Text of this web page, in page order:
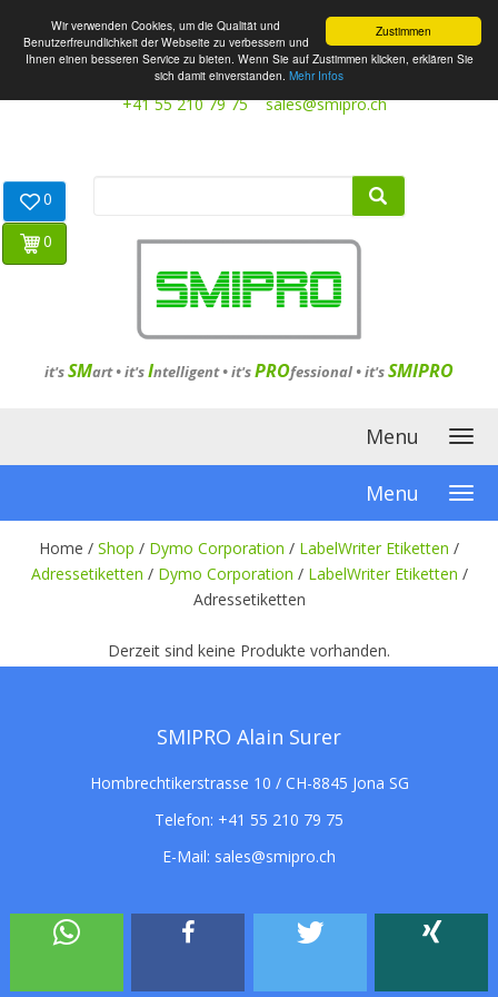
Zustimmen
Wir verwenden Cookies, um die Qualität und
Benutzerfreundlichkeit der Webseite zu verbessern und
Ihnen einen besseren Service zu bieten. Wenn Sie auf Zustimmen klicken, erklären Sie
sich damit einverstanden. Mehr Infos
+41 55 210 79 75 sales@smipro.ch
it'sSMart •it'sIntelligent•it'sPROfessional •it'sSMIPRO
0
0
Menu
Menu
Home / Shop / Dymo Corporation / LabelWriter Etiketten /
Adressetiketten / Dymo Corporation / LabelWriter Etiketten /
Adressetiketten
Derzeit sind keine Produkte vorhanden.
SMIPRO Alain Surer
Hombrechtikerstrasse 10 / CH-8845 Jona SG
Telefon: +41 55 210 79 75
E-Mail: sales@smipro.ch